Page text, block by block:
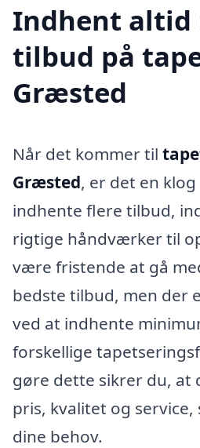
Indhent altid
tilbud på
Græsted
Når det kommer til
Græsted, er det en
indhente flere tilbud,
rigtige håndværker til
være fristende at gå
bedste tilbud, men der
ved at indhente
forskellige
gøre dette sikrer du, at
pris, kvalitet og service,
dine behov.